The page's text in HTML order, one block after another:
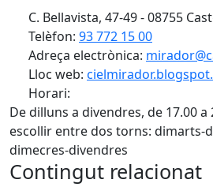
C. Bellavista, 47-49 - 08755
Telèfon: 93 772 15 00
Adreça electrònica:
Lloc web:
Horari:
De dilluns a divendres, de 17.00 a
escollir entre dos torns: dimarts-
dimecres-divendres
Contingut relacionat